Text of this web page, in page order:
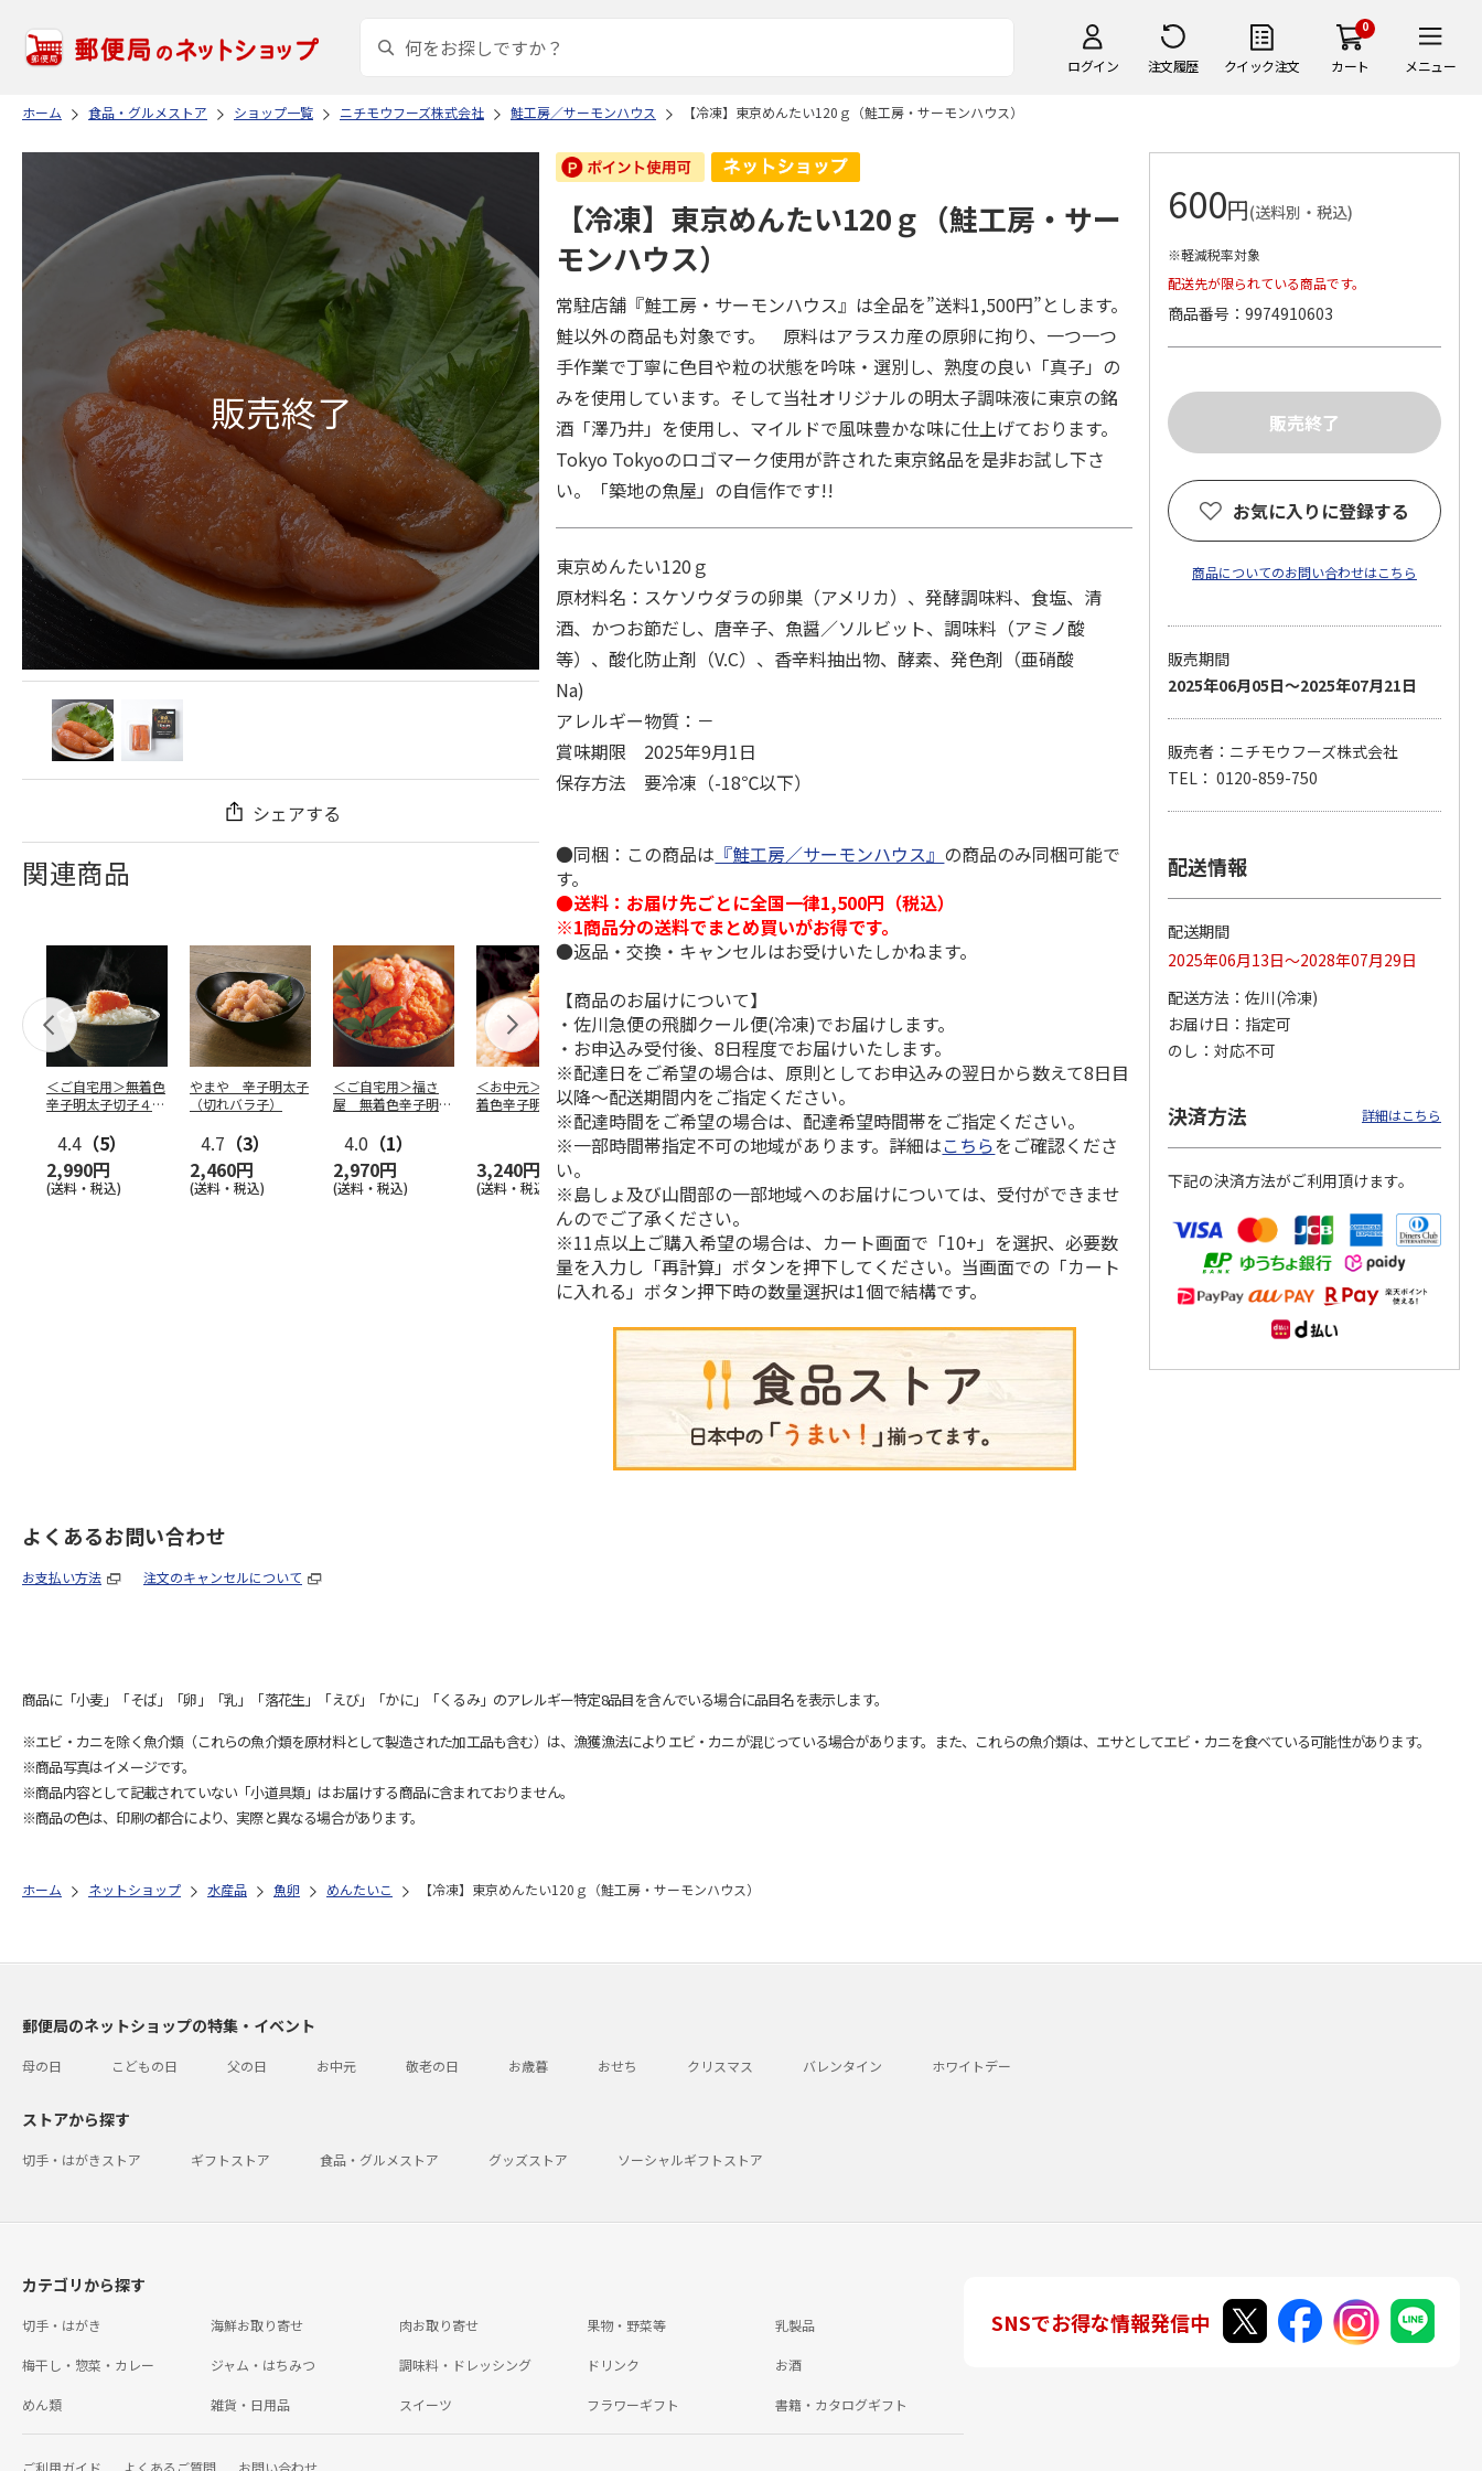
ログイン 注文履歴 クイック注文
0
カート メニュー
ホーム 食品・グルメストア ショップ一覧 ニチモウフーズ株式会社 鮭工房／サーモンハウス 【冷凍】東京めんたい120ｇ（鮭工房・サーモンハウス）
シェアする
関連商品
＜ご自宅用＞無着色
辛子明太子切子４６
4.4 （5）
2,990円
(送料・税込)
やまや 辛子明太子
（切れバラ子）
4.7 （3）
2,460円
(送料・税込)
＜ご自宅用＞福さ
屋 無着色辛子明太
4.0 （1）
2,970円
(送料・税込)
＜お中元＞やまや無
着色辛子明太子Ａ
3,240円
(送料・税込)
福さ屋 辛子めんた
いこ（切れバラ子）
5.0（3）
(送料・税込)
＜お中元＞辛子明太
子
(送料・税込)
＜お中元＞保存に便
し辛子明太子
5.0（2）
(送料・税込)
＜お中元＞博多ふく
上切れ
5.0（1）
(送料・税込)
くら醤油漬け 100ｇ
（鮭工房・サーモ
2,150円
(送料別・税込)
らこ（切れ子）
4.0（1）
2,590円
(送料・税込)
【冷凍】東京めんたい120ｇ（鮭工房・サー
モンハウス）
常駐店舗『鮭工房・サーモンハウス』は全品を”送料1,500円”とします。
鮭以外の商品も対象です。 原料はアラスカ産の原卵に拘り、一つ一つ
手作業で丁寧に色目や粒の状態を吟味・選別し、熟度の良い「真子」の
みを使用しています。そして当社オリジナルの明太子調味液に東京の銘
酒「澤乃井」を使用し、マイルドで風味豊かな味に仕上げております。
Tokyo Tokyoのロゴマーク使用が許された東京銘品を是非お試し下さ
い。「築地の魚屋」の自信作です!!
東京めんたい120ｇ
原材料名：スケソウダラの卵巣（アメリカ）、発酵調味料、食塩、清
酒、かつお節だし、唐辛子、魚醤／ソルビット、調味料（アミノ酸
等）、酸化防止剤（V.C）、香辛料抽出物、酵素、発色剤（亜硝酸
Na)
アレルギー物質：－
賞味期限 2025年9月1日
保存方法 要冷凍（-18℃以下）
●同梱：この商品は 『鮭工房／サーモンハウス』 の商品のみ同梱可能で
す。
●送料：お届け先ごとに全国一律1,500円（税込）
※1商品分の送料でまとめ買いがお得です。
●返品・交換・キャンセルはお受けいたしかねます。
【商品のお届けについて】
・佐川急便の飛脚クール便(冷凍)でお届けします。
・お申込み受付後、8日程度でお届けいたします。
※配達日をご希望の場合は、原則としてお申込みの翌日から数えて8日目
以降～配送期間内をご指定ください。
※配達時間をご希望の場合は、配達希望時間帯をご指定ください。
※一部時間帯指定不可の地域があります。詳細はこちらをご確認くださ
い。
※島しょ及び山間部の一部地域へのお届けについては、受付ができませ
んのでご了承ください。
※11点以上ご購入希望の場合は、カート画面で「10+」を選択、必要数
量を入力し「再計算」ボタンを押下してください。当画面での「カート
に入れる」ボタン押下時の数量選択は1個で結構です。
600円(送料別・税込)
※軽減税率対象
配送先が限られている商品です。
商品番号 9974910603
お気に入りに登録する
商品についてのお問い合わせはこちら
販売期間
2025年06月05日～2025年07月21日
販売者：ニチモウフーズ株式会社
TEL： 0120-859-750
配送情報
配送期間
2025年06月13日～2028年07月29日
配送方法
佐川(冷凍)
お届け日
指定可
のし
対応不可
決済方法 詳細はこちら
下記の決済方法がご利用頂けます。
よくあるお問い合わせ
お支払い方法 注文のキャンセルについて
商品に「小麦」「そば」「卵」「乳」「落花生」「えび」「かに」「くるみ」のアレルギー特定8品目を含んでいる場合に品目名を表示します。
※エビ・カニを除く魚介類（これらの魚介類を原材料として製造された加工品も含む）は、漁獲漁法によりエビ・カニが混じっている場合があります。また、これらの魚介類は、エサとしてエビ・カニを食べている可能性があります。
※商品写真はイメージです。
※商品内容として記載されていない「小道具類」はお届けする商品に含まれておりません。
※商品の色は、印刷の都合により、実際と異なる場合があります。
ホーム ネットショップ 水産品 魚卵 めんたいこ 【冷凍】東京めんたい120ｇ（鮭工房・サーモンハウス）
郵便局のネットショップの特集・イベント
母の日 こどもの日 父の日 お中元 敬老の日 お歳暮 おせち クリスマス バレンタイン ホワイトデー
ストアから探す
切手・はがきストア ギフトストア 食品・グルメストア グッズストア ソーシャルギフトストア
カテゴリから探す
切手・はがき 海鮮お取り寄せ 肉お取り寄せ 果物・野菜等 乳製品
梅干し・惣菜・カレー ジャム・はちみつ 調味料・ドレッシング ドリンク お酒
めん類 雑貨・日用品 スイーツ フラワーギフト 書籍・カタログギフト
ご利用ガイド よくあるご質問 お問い合わせ
SNSでお得な情報発信中